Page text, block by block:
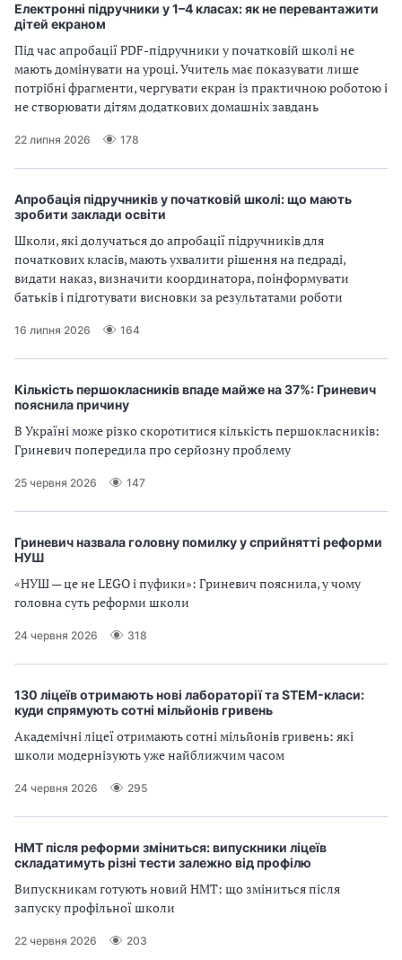
Електронні підручники у 1–4 класах: як не перевантажити
дітей екраном
Під час апробації PDF-підручники у початковій школі не
мають домінувати на уроці. Учитель має показувати лише
потрібні фрагменти, чергувати екран із практичною роботою і
не створювати дітям додаткових домашніх завдань
22 липня 2026 178
Апробація підручників у початковій школі: що мають
зробити заклади освіти
Школи, які долучаться до апробації підручників для
початкових класів, мають ухвалити рішення на педраді,
видати наказ, визначити координатора, поінформувати
батьків і підготувати висновки за результатами роботи
16 липня 2026 164
Кількість першокласників впаде майже на 37%: Гриневич
пояснила причину
В Україні може різко скоротитися кількість першокласників:
Гриневич попередила про серйозну проблему
25 червня 2026 147
Гриневич назвала головну помилку у сприйнятті реформи
НУШ
«НУШ — це не LEGO і пуфики»: Гриневич пояснила, у чому
головна суть реформи школи
24 червня 2026 318
130 ліцеїв отримають нові лабораторії та STEM-класи:
куди спрямують сотні мільйонів гривень
Академічні ліцеї отримають сотні мільйонів гривень: які
школи модернізують уже найближчим часом
24 червня 2026 295
НМТ після реформи зміниться: випускники ліцеїв
складатимуть різні тести залежно від профілю
Випускникам готують новий НМТ: що зміниться після
запуску профільної школи
22 червня 2026 203